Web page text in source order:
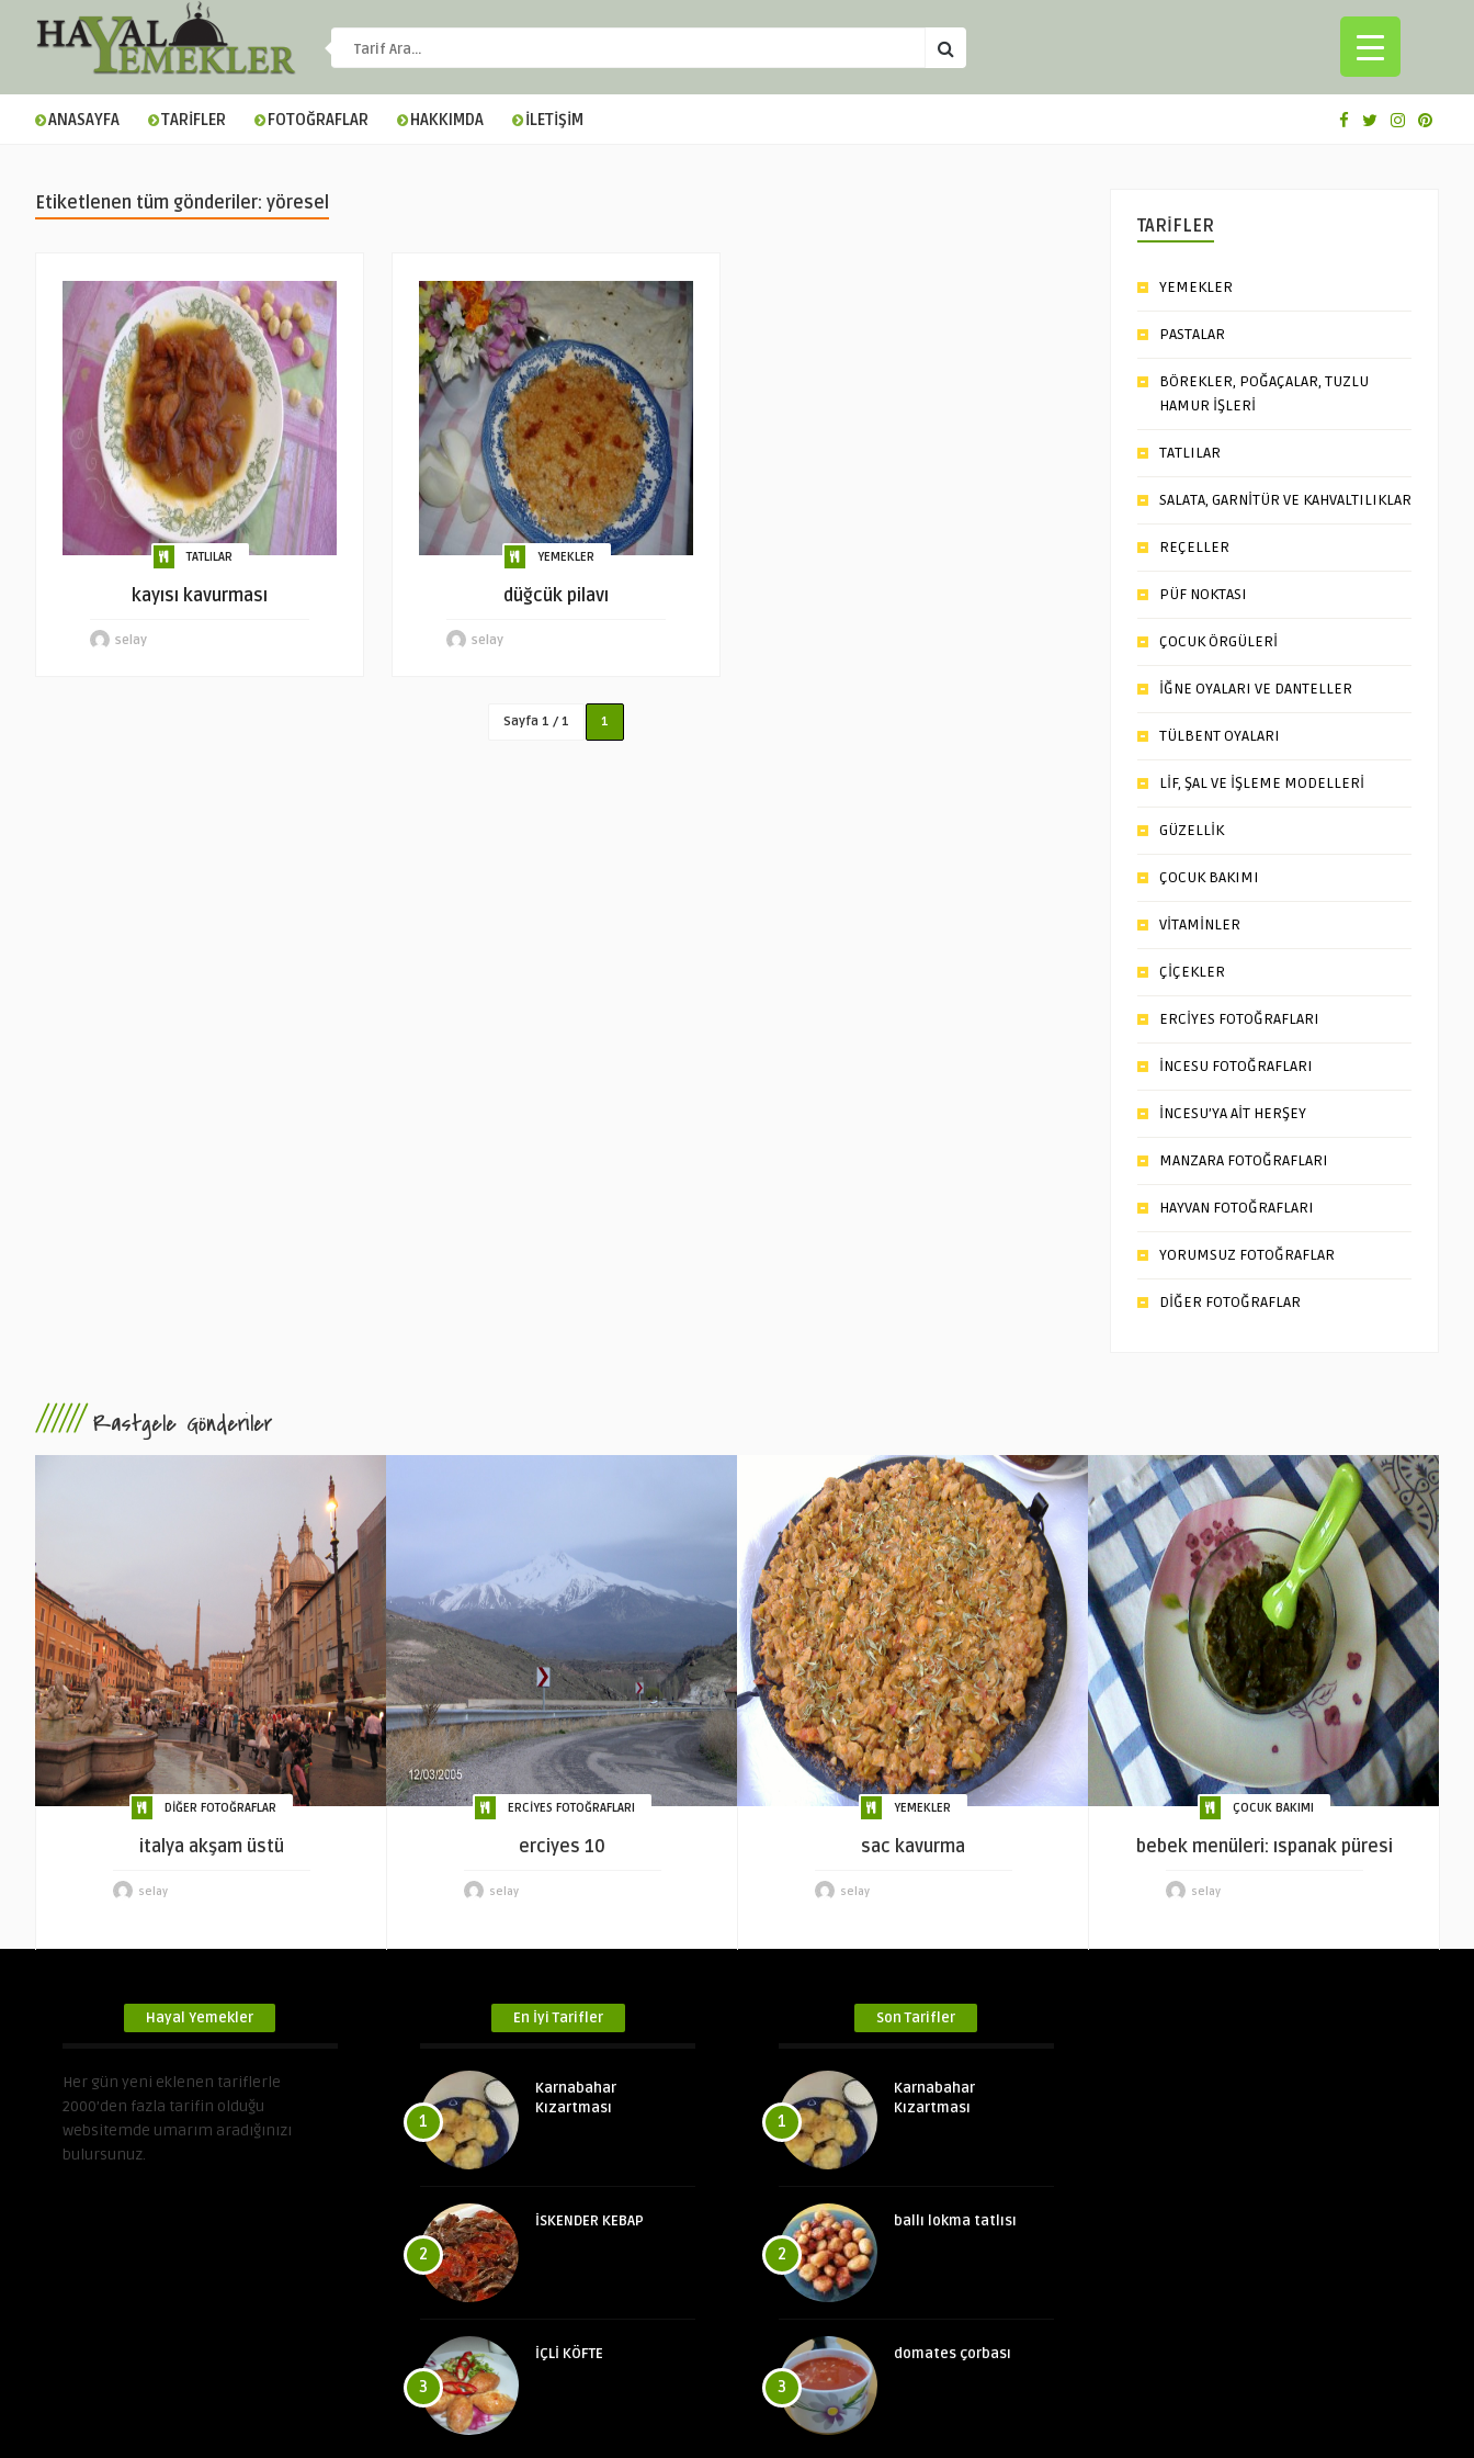
ANASAYFA TARİFLER FOTOĞRAFLAR HAKKIMDA İLETİŞİM
Etiketlenen tüm gönderiler: yöresel
TATLILAR
kayısı kavurması
selay
YEMEKLER
düğcük pilavı
selay
Sayfa 1 / 1 1
TARİFLER
YEMEKLER
PASTALAR
BÖREKLER, POĞAÇALAR, TUZLU
HAMUR İŞLERİ
TATLILAR
SALATA, GARNİTÜR VE KAHVALTILIKLAR
REÇELLER
PÜF NOKTASI
ÇOCUK ÖRGÜLERİ
İĞNE OYALARI VE DANTELLER
TÜLBENT OYALARI
LİF, ŞAL VE İŞLEME MODELLERİ
GÜZELLİK
ÇOCUK BAKIMI
VİTAMİNLER
ÇİÇEKLER
ERCİYES FOTOĞRAFLARI
İNCESU FOTOĞRAFLARI
İNCESU’YA AİT HERŞEY
MANZARA FOTOĞRAFLARI
HAYVAN FOTOĞRAFLARI
YORUMSUZ FOTOĞRAFLAR
DİĞER FOTOĞRAFLAR
////// Rastgele Gönderiler
DİĞER FOTOĞRAFLAR
italya akşam üstü
selay
ERCİYES FOTOĞRAFLARI
erciyes 10
selay
YEMEKLER
sac kavurma
selay
ÇOCUK BAKIMI
bebek menüleri: ıspanak püresi
selay
Hayal Yemekler
Her gün yeni eklenen tariflerle
2000’den fazla tarifin olduğu
websitemde umarım aradığınızı
bulursunuz.
En İyi Tarifler
1
Karnabahar
Kızartması
2
İSKENDER KEBAP
3
İÇLİ KÖFTE
Son Tarifler
1
Karnabahar
Kızartması
2
ballı lokma tatlısı
3
domates çorbası